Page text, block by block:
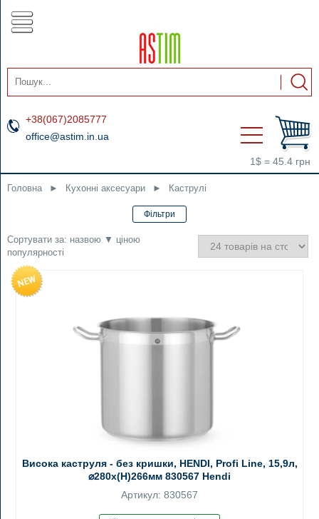
+38(067)2085777
office@astim.in.ua
1$ = 45.4 грн
Головна ► Кухонні аксесуари ► Каструлі
Сортувати за: назвою ▼ ціною
популярності
Висока каструля - без кришки, HENDI, Profi Line, 15,9л,
⌀280x(H)266мм 830567 Hendi
Артикул: 830567